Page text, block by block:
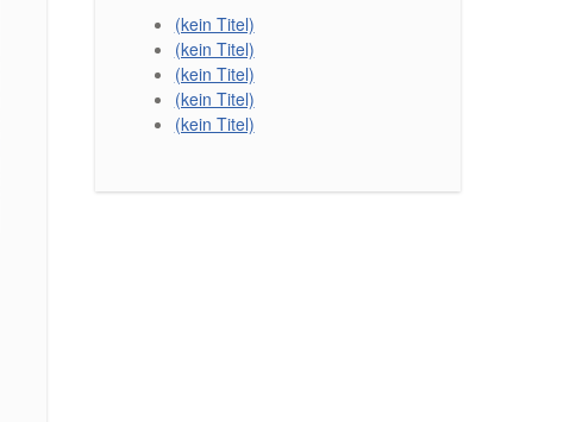
(kein Titel)
(kein Titel)
(kein Titel)
(kein Titel)
(kein Titel)